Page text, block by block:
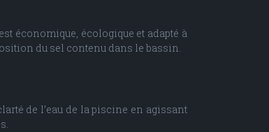
économique, écologique et adapté à
du sel contenu dans le bassin.
de l’eau de la piscine en agissant